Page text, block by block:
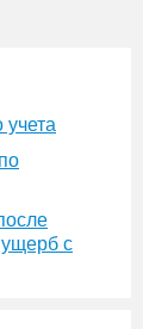
учета
ущерб с